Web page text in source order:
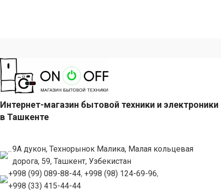
Интернет-магазин бытовой техники и электроники
в Ташкенте
9А дукон, Технорынок Малика, Малая кольцевая
дорога, 59, Ташкент, Узбекистан
+998 (99) 089-88-44, +998 (98) 124-69-96,
+998 (33) 415-44-44